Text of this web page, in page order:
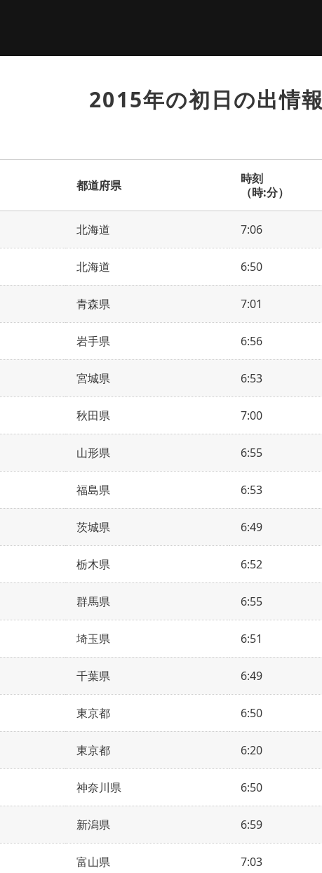
2015年の初日の出情報
都道府県
時刻
（時:分）
北海道 7:06
北海道 6:50
青森県 7:01
岩手県 6:56
宮城県 6:53
秋田県 7:00
山形県 6:55
福島県 6:53
茨城県 6:49
栃木県 6:52
群馬県 6:55
埼玉県 6:51
千葉県 6:49
東京都 6:50
東京都 6:20
神奈川県 6:50
新潟県 6:59
富山県 7:03